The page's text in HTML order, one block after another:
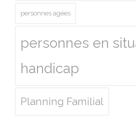
personnes agées
personnes en
handicap
Planning Familial